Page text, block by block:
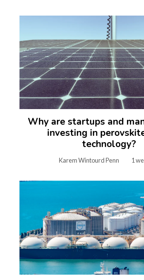
Why are startups and
investing in
technology?
Karem Wintourd Penn 1